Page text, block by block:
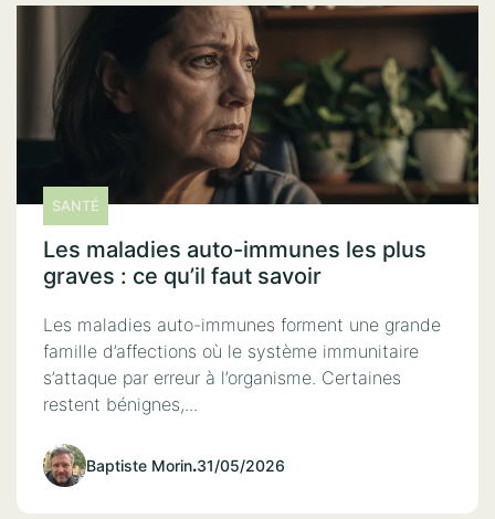
SANTÉ
Les maladies auto-immunes les plus
graves : ce qu’il faut savoir
Les maladies auto-immunes forment une grande
famille d’affections où le système immunitaire
s’attaque par erreur à l’organisme. Certaines
restent bénignes,...
Baptiste Morin.31/05/2026